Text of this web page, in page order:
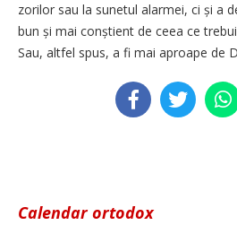
zorilor sau la sunetul alarmei, ci și a
bun și mai conștient de ceea ce
Sau, altfel spus, a fi mai aproape de
Calendar ortodox